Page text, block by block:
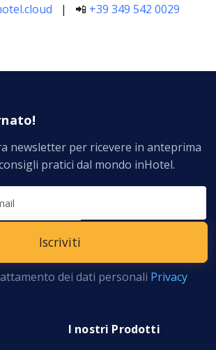
| 📲 +39 349 542 0029
newsletter per ricevere in anteprima
pratici dal mondo inHotel.
dei dati personali Privacy
I nostri Prodotti